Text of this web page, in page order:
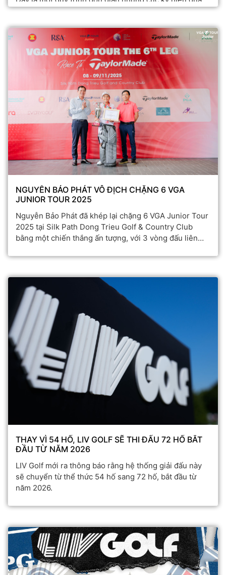
giúp bạn vào sân với cảm giác ổn định, nhịp độ tốt và
NGUYỄN BẢO PHÁT VÔ ĐỊCH CHẶNG 6 VGA
JUNIOR TOUR 2025
Nguyễn Bảo Phát đã khép lại chặng 6 VGA Junior Tour
2025 tại Silk Path Dong Trieu Golf & Country Club
bằng một chiến thắng ấn tượng, với 3 vòng đấu liên
THAY VÌ 54 HỐ, LIV GOLF SẼ THI ĐẤU 72 HỐ BẮT
ĐẦU TỪ NĂM 2026
LIV Golf mới ra thông báo rằng hệ thống giải đấu này
sẽ chuyển từ thể thức 54 hố sang 72 hố, bắt đầu từ
năm 2026.